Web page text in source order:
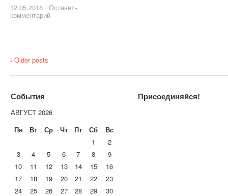
12.05.2018 / Оставить
комментарий
12.05.2018 / Оставить
комментарий
‹ Older posts
Присоединяйся!
События
АВГУСТ 2026
Пн
Вт Ср Чт Пт Сб
Вс
1
2
3
4 5 6 7 8
9
10
11 12 13 14 15
16
17
18 19 20 21 22
23
24
25 26 27 28 29
30